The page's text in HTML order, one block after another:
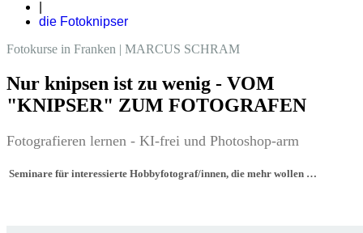
die Fotoknipser
Fotokurse in Franken | MARCUS SCHRAM
Nur knipsen ist zu wenig - VOM
"KNIPSER" ZUM FOTOGRAFEN
Fotografieren lernen - KI-frei und Photoshop-arm
Seminare für interessierte Hobbyfotograf/innen, die mehr wollen …